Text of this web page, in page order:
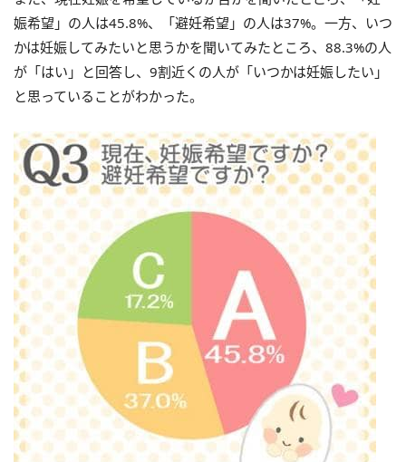
娠希望」の人は45.8%、「避妊希望」の人は37%。一方、いつ
かは妊娠してみたいと思うかを聞いてみたところ、88.3%の人
が「はい」と回答し、9割近くの人が「いつかは妊娠したい」
と思っていることがわかった。